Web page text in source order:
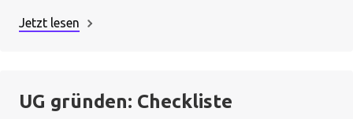
Jetzt lesen
UG gründen: Checkliste